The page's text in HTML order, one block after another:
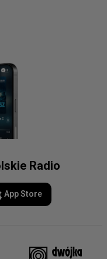
Radio
App Store